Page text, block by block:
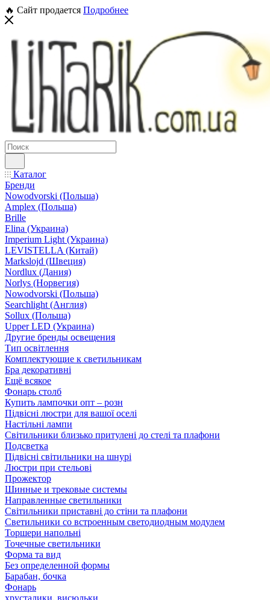
🔥 Сайт продается Подробнее
Каталог
Бренди
Nowodvorski (Польша)
Amplex (Польша)
Brille
Elina (Украина)
Imperium Light (Украина)
LEVISTELLA (Китай)
Markslojd (Швеция)
Nordlux (Дания)
Norlys (Норвегия)
Nowodvorski (Польша)
Searchlight (Англия)
Sollux (Польша)
Upper LED (Украина)
Другие бренды освещения
Тип освітлення
Комплектующие к светильникам
Бра декоративні
Ещё всякое
Фонарь столб
Купить лампочки опт – розн
Підвісні люстри для вашої оселі
Настільні лампи
Світильники близько притулені до стелі та плафони
Подсветка
Підвісні світильники на шнурі
Люстри при стельові
Прожектор
Шинные и трековые системы
Направленные светильники
Світильники приставні до стіни та плафони
Светильники со встроенным светодиодным модулем
Торшери напольні
Точечные светильники
Форма та вид
Без определенной формы
Барабан, бочка
Фонарь
хрусталики, висюльки